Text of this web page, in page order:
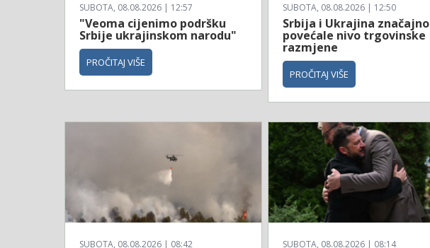
SUBOTA, 08.08.2026 | 12:57
"Veoma cijenimo podršku
Srbije ukrajinskom narodu"
PROČITAJ VIŠE
SUBOTA, 08.08.2026 | 12:50
Srbija i Ukrajina značajno
povećale nivo trgovinske
razmjene
PROČITAJ VIŠE
SUBOTA, 08.08.2026 | 08:42 SUBOTA, 08.08.2026 | 08:14